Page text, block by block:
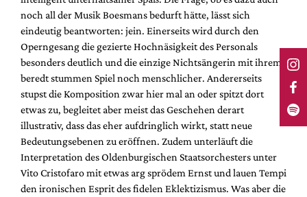
noch all der Musik Boesmans bedurft hätte, lässt sich
eindeutig beantworten: jein. Einerseits wird durch den
Operngesang die gezierte Hochnäsigkeit des Personals
besonders deutlich und die einzige Nichtsängerin mit ihrem
beredt stummen Spiel noch menschlicher. Andererseits
stupst die Komposition zwar hier mal an oder spitzt dort
etwas zu, begleitet aber meist das Geschehen derart
illustrativ, dass das eher aufdringlich wirkt, statt neue
Bedeutungsebenen zu eröffnen. Zudem unterläuft die
Interpretation des Oldenburgischen Staatsorchesters unter
Vito Cristofaro mit etwas arg sprödem Ernst und lauen Tempi
den ironischen Esprit des fidelen Eklektizismus. Was aber die